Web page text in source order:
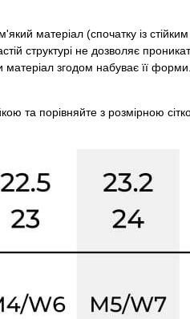
матеріал (спочатку із
структурі не дозволяє
матеріал згодом набуває її форми.
та порівняйте з розмірною